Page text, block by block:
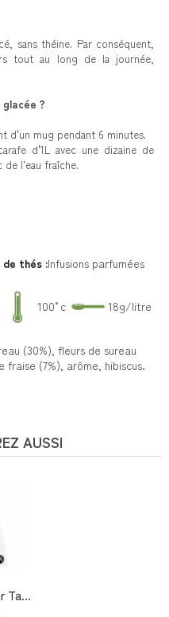
sans théine. Par conséquent,
tout au long de la journée,
?
d'un mug pendant 6 minutes.
d'1L avec une dizaine de
l’eau fraîche.
de thés :Infusions parfumées
100°c 18g/litre
(30%), fleurs de sureau
fraise (7%), arôme, hibiscus.
AUSSI